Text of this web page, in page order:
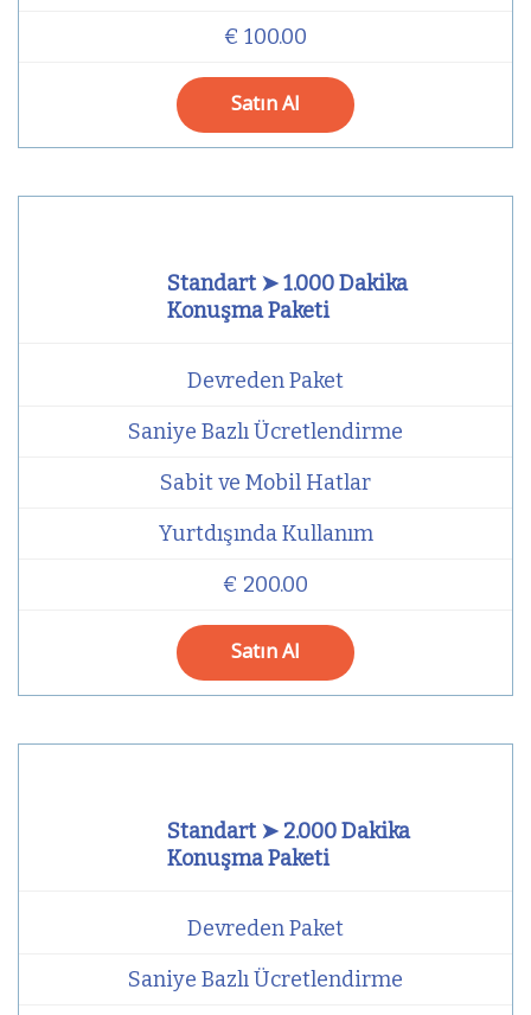
€ 100.00
Satın Al
Standart ➤ 1.000 Dakika
Konuşma Paketi
Devreden Paket
Saniye Bazlı Ücretlendirme
Sabit ve Mobil Hatlar
Yurtdışında Kullanım
€ 200.00
Satın Al
Standart ➤ 2.000 Dakika
Konuşma Paketi
Devreden Paket
Saniye Bazlı Ücretlendirme